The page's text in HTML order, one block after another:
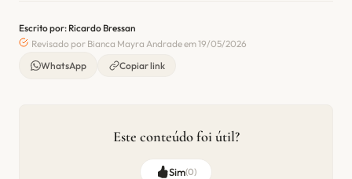
Escrito por: Ricardo Bressan
Revisado por Bianca Mayra Andrade em 19/05/2026
WhatsApp
Copiar link
Este conteúdo foi útil?
Sim(0)